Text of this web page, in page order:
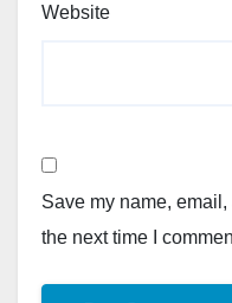
Website
Save my name,
the next time I